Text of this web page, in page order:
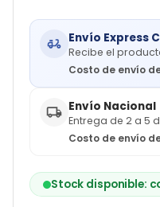
Envío Express
Recibe el
Costo de envío
Envío Nacional
Entrega de 2 a 5
Costo de envío
Stock disponible: